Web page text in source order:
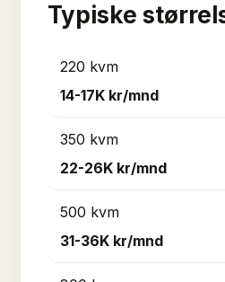
Typiske
220 kvm
14-17K kr/mnd
350 kvm
22-26K kr/mnd
500 kvm
31-36K kr/mnd